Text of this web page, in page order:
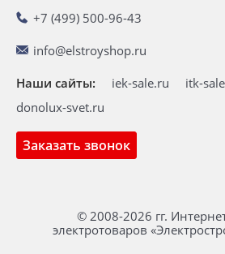
+7 (499) 500-96-43
info@elstroyshop.ru
Заказать звонок
Наши сайты: iek-sale.ru itk-
donolux-svet.ru
© 2008-2026 гг.
электротоваров